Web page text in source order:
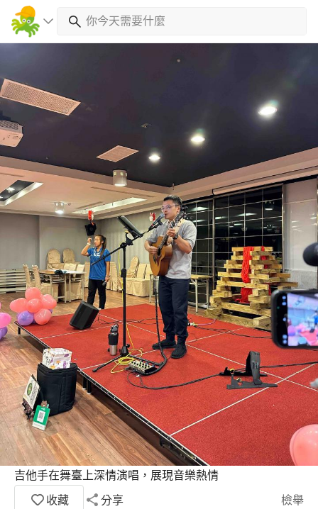
吉他手在舞臺上深情演唱，展現音樂熱情
收藏
分享 檢舉